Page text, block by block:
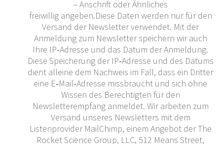
– Anschrift oder Ähnliches
freiwillig angeben.Diese Daten werden nur für den
Versand der Newsletter verwendet. Mit der
Anmeldung zum Newsletter speichern wir auch
Ihre IP‐Adresse und das Datum der Anmeldung.
Diese Speicherung der IP‐Adresse und des Datums
dient alleine dem Nachweis im Fall, dass ein Dritter
eine E‐Mail‐Adresse missbraucht und sich ohne
Wissen des Berechtigten für den
Newsletterempfang anmeldet. Wir arbeiten zum
Versand unseres Newsletters mit dem
Listenprovider MailChimp, einem Angebot der The
Rocket Science Group, LLC, 512 Means Street,